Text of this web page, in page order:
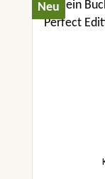
Neu